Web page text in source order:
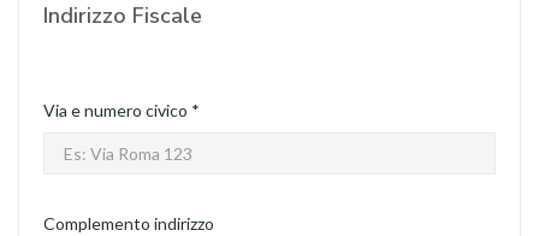
Indirizzo Fiscale
Via e numero civico *
Complemento indirizzo